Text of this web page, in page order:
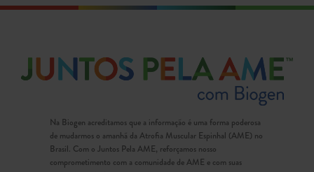
Na Biogen acreditamos que a informação é uma forma poderosa
de mudarmos o amanhã da Atrofia Muscular Espinhal (AME) no
Brasil. Com o Juntos Pela AME, reforçamos nosso
comprometimento com a comunidade de AME e com suas